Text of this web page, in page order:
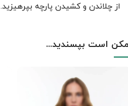
از چلاندن و کشيدن پارچه بپرهيزيد.
است بپسندید...